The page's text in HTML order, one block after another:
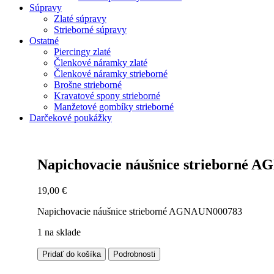
Súpravy
Zlaté súpravy
Strieborné súpravy
Ostatné
Piercingy zlaté
Členkové náramky zlaté
Členkové náramky strieborné
Brošne strieborné
Kravatové spony strieborné
Manžetové gombíky strieborné
Darčekové poukážky
Napichovacie náušnice strieborné
19,00€
Napichovacie náušnice strieborné AGNAUN000783
1 na sklade
množstvo
Napichovacie
Pridať do košíka Podrobnosti